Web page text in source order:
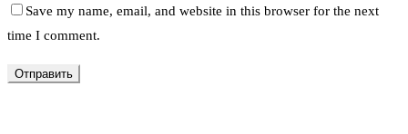
Save my name, email, and website in this browser for the next
time I comment.